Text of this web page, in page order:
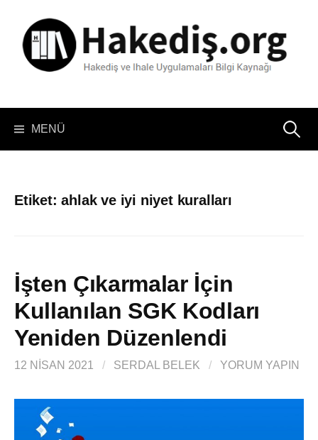
MENÜ Arama:
Etiket:ahlak ve iyi niyet kuralları
İşten Çıkarmalar İçin
Kullanılan SGK Kodları
Yeniden Düzenlendi
12 NISAN 2021 / SERDAL BELEK / YORUM YAPIN